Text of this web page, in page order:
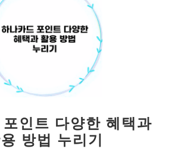
인트 다양한 혜택과
방법 누리기